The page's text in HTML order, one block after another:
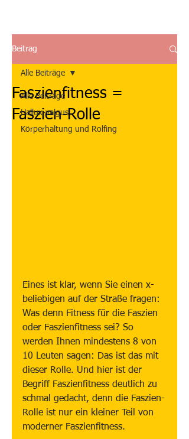
Beitrag
Alle Beiträge
Hallux-valgus
Körperhaltung und Rolfing
Alle Beiträge
Faszienfitness =
Faszien-Rolle
Eines ist klar, wenn Sie einen x-
beliebigen auf der Straße fragen:
Was denn Fitness für die Faszien
oder Faszienfitness sei? So
werden Ihnen mindestens 8 von
10 Leuten sagen: Das ist das mit
dieser Rolle. Und hier ist der
Begriff Faszienfitness deutlich zu
schmal gedacht, denn die Faszien-
Rolle ist nur ein kleiner Teil von
moderner Faszienfitness.